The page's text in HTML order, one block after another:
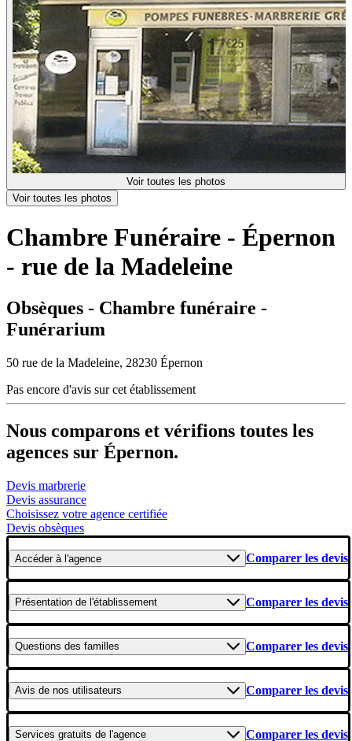
Voir toutes les photos
Voir toutes les photos
Chambre Funéraire - Épernon
- rue de la Madeleine
Obsèques - Chambre funéraire -
Funérarium
50 rue de la Madeleine, 28230 Épernon
Pas encore d'avis sur cet établissement
Nous comparons et vérifions toutes les
agences sur Épernon.
Devis marbrerie
Devis assurance
Choisissez votre agence certifiée
Devis obsèques
Accéderà l'agence Comparer les devis
Présentation de l'établissement Comparer les devis
Questions des familles Comparer les devis
Avis de nos utilisateurs Comparer les devis
Services gratuits de l'agence Comparer les devis